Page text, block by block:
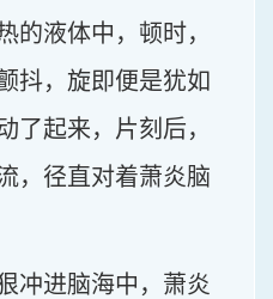
的液体中，顿时，
抖，旋即便是犹如
了起来，片刻后，
，径直对着萧炎脑
冲进脑海中，萧炎